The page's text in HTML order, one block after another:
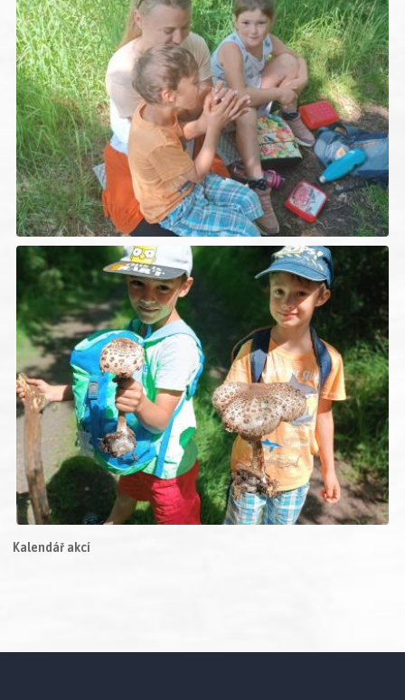
Kalendář akcí